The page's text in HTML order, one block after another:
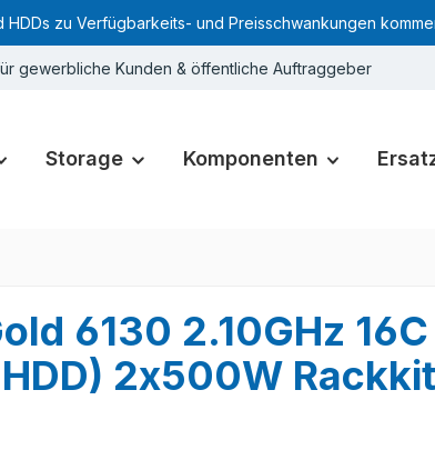
HDDs zu Verfügbarkeits- und Preisschwankungen
gewerbliche Kunden & öffentliche Auftraggeber
Storage Komponenten
6130 2.10GHz
2x500W Rackkit